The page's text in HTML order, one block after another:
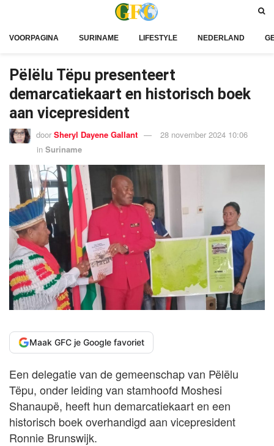
VOORPAGINA SURINAME LIFESTYLE NEDERLAND
Pëlëlu Tëpu presenteert
demarcatiekaart en historisch boek
aan vicepresident
door Sheryl Dayene Gallant
28 november 2024 10:06
in Suriname
Maak GFC je Google favoriet
Een delegatie van de gemeenschap van Pëlëlu
Tëpu, onder leiding van stamhoofd Moshesi
Shanaupë, heeft hun demarcatiekaart en een
historisch boek overhandigd aan vicepresident
Ronnie Brunswijk.